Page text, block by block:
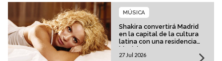
Shakira convertirá Madrid
en la capital de la cultura
latina con una residencia
histórica
MÚSICA
27 Jul 2026